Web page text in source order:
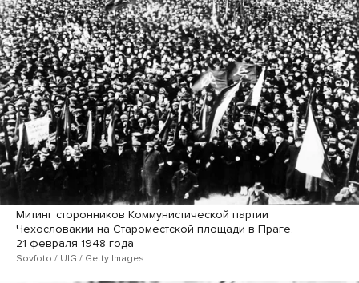
Митинг сторонников Коммунистической партии
Чехословакии на Староместской площади в Праге.
21 февраля 1948 года
Sovfoto / UIG / Getty Images